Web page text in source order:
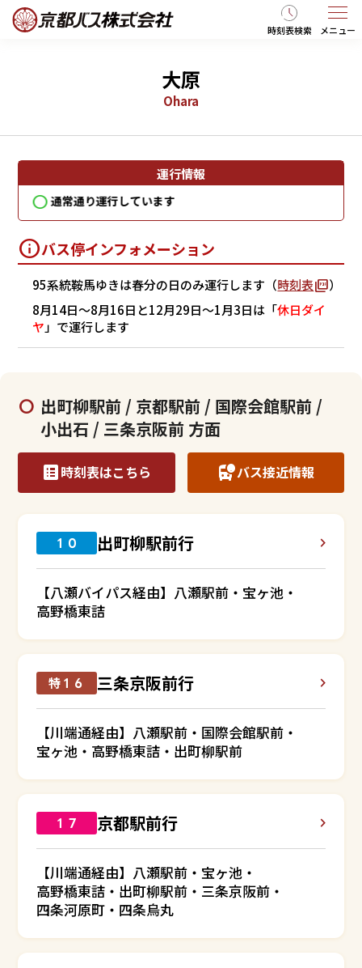
時刻表検索 メニュー
大原
Ohara
運行情報
通常通り運行しています
バス停インフォメーション
95系統鞍馬ゆきは春分の日のみ運行します（時刻表
）
8月14日～8月16日と12月29日～1月3日は「休日ダイ
ヤ 」で運行します
出町柳駅前 / 京都駅前 / 国際会館駅前 /
小出石 / 三条京阪前 方面
時刻表はこちら バス接近情報
１０ 出町柳駅前行
【八瀬バイパス経由】八瀬駅前・宝ヶ池・
高野橋東詰
特１６ 三条京阪前行
【川端通経由】八瀬駅前・国際会館駅前・
宝ヶ池・高野橋東詰・出町柳駅前
１７ 京都駅前行
【川端通経由】八瀬駅前・宝ヶ池・
高野橋東詰・出町柳駅前・三条京阪前・
四条河原町・四条烏丸